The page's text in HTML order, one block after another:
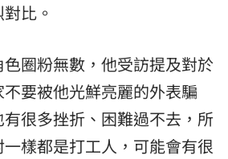
比。
圈粉無數，他受訪提及對於
要被他光鮮亮麗的外表騙
很多挫折、困難過不去，所
樣都是打工人，可能會有很